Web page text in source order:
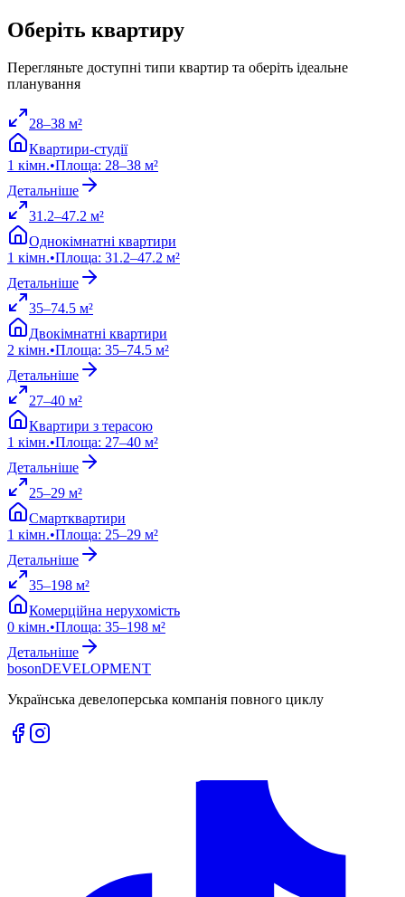
Оберіть квартиру
Перегляньте доступні типи квартир та оберіть ідеальне
планування
28–38 м²
Квартири-студії
1 кімн.•Площа: 28–38 м²
Детальніше
31.2–47.2 м²
Однокімнатні квартири
1 кімн.•Площа: 31.2–47.2 м²
Детальніше
35–74.5 м²
Двокімнатні квартири
2 кімн.•Площа: 35–74.5 м²
Детальніше
27–40 м²
Квартири з терасою
1 кімн.•Площа: 27–40 м²
Детальніше
25–29 м²
Смартквартири
1 кімн.•Площа: 25–29 м²
Детальніше
35–198 м²
Комерційна нерухомість
0 кімн.•Площа: 35–198 м²
Детальніше
bosonDEVELOPMENT
Українська девелоперська компанія повного циклу